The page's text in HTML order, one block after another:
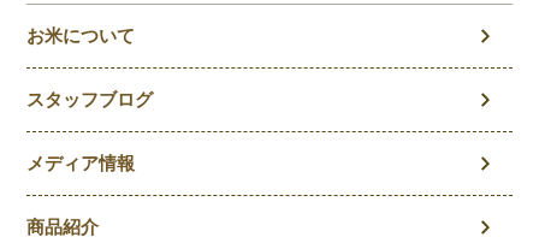
お米について
スタッフブログ
メディア情報
商品紹介